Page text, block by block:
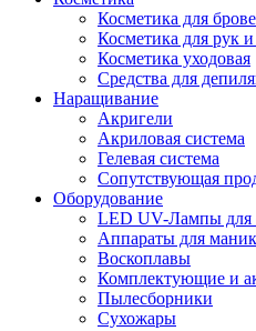
Косметика для
Косметика для рук
Косметика уходовая
Средства для
Наращивание
Акригели
Акриловая система
Гелевая система
Сопутствующая
Оборудование
LED UV-Лампы для
Аппараты для
Воскоплавы
Комплектующие и
Пылесборники
Сухожары